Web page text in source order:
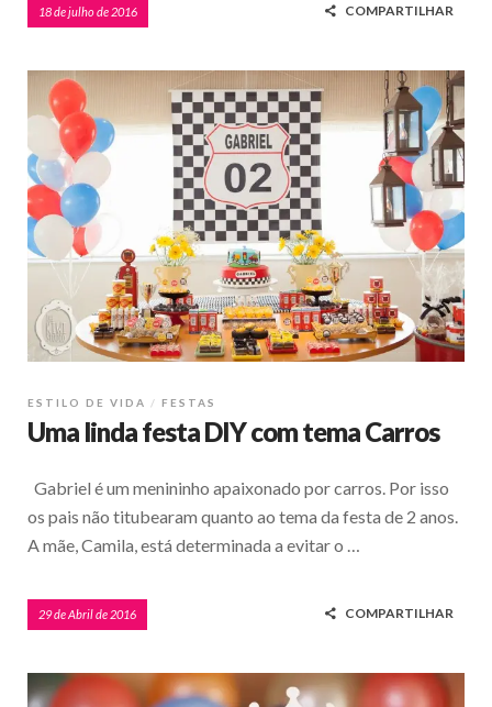
18 de julho de 2016 COMPARTILHAR
ESTILO DE VIDA FESTAS
Uma linda festa DIY com tema Carros
Gabriel é um menininho apaixonado por carros. Por isso
os pais não titubearam quanto ao tema da festa de 2 anos.
A mãe, Camila, está determinada a evitar o …
29 de Abril de 2016 COMPARTILHAR